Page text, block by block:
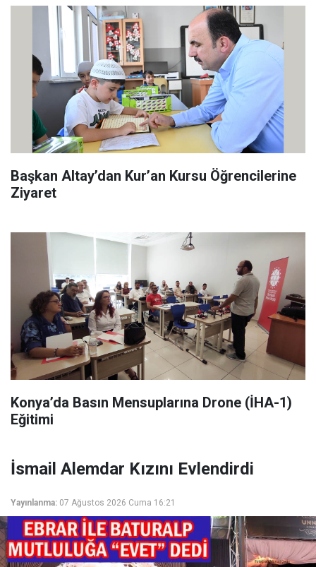
Başkan Altay’dan Kur’an Kursu Öğrencilerine
Ziyaret
Konya’da Basın Mensuplarına Drone (İHA-1)
Eğitimi
İsmail Alemdar Kızını Evlendirdi
Yayınlanma: 07 Ağustos 2026 Cuma 16:21